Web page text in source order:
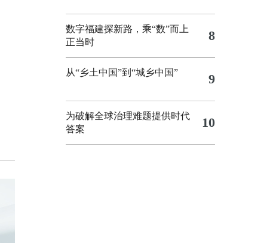
数字福建探新路，乘“数”而上
正当时
8
从“乡土中国”到“城乡中国” 9
为破解全球治理难题提供时代
答案
10